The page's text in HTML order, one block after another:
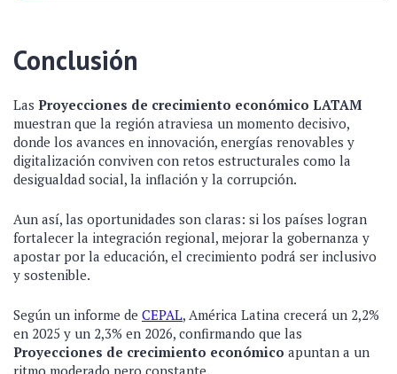
Conclusión
Las Proyecciones de crecimiento económico LATAM
muestran que la región atraviesa un momento decisivo,
donde los avances en innovación, energías renovables y
digitalización conviven con retos estructurales como la
desigualdad social, la inflación y la corrupción.
Aun así, las oportunidades son claras: si los países logran
fortalecer la integración regional, mejorar la gobernanza y
apostar por la educación, el crecimiento podrá ser inclusivo
y sostenible.
Según un informe de CEPAL, América Latina crecerá un 2,2%
en 2025 y un 2,3% en 2026, confirmando que las
Proyecciones de crecimiento económico apuntan a un
ritmo moderado pero constante.